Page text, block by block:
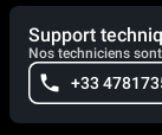
Support
Nos techniciens
+33